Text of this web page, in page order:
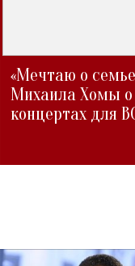
«Мечтаю о
Михаила Хомы о
концертах для